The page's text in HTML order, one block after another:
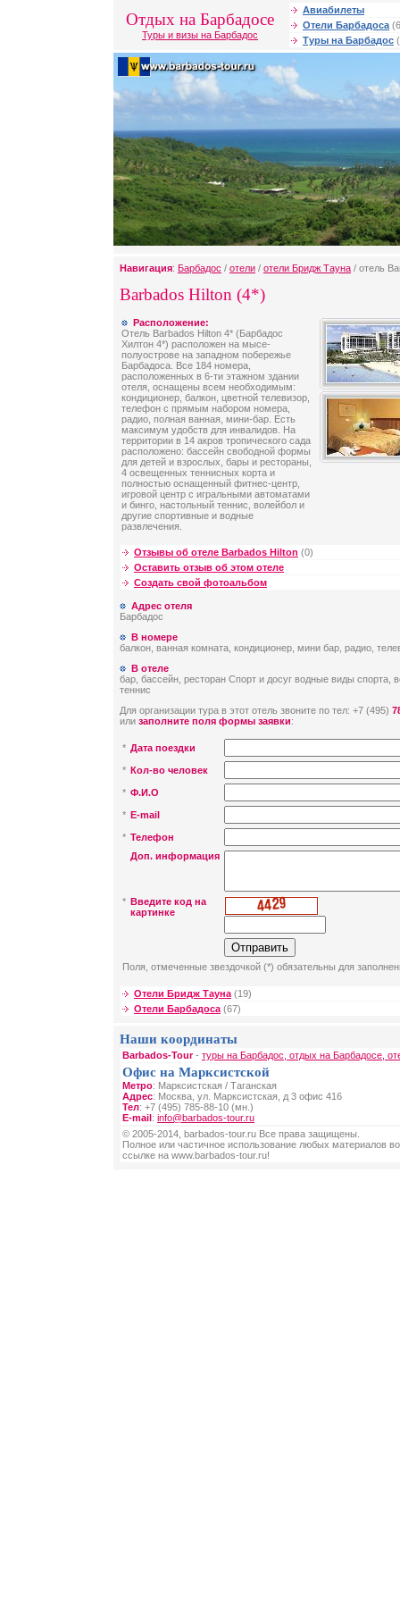
Отдых на Барбадосе
Туры и визы на Барбадос
Авиабилеты
Отели Барбадоса
Туры на Барбадос
Навигация: Барбадос / отели / отели Бридж Тауна / отель
Barbados Hilton (4*)
Расположение:
Отель Barbados Hilton 4* (Барбадос
Хилтон 4*) расположен на мысе-
полуострове на западном побережье
Барбадоса. Все 184 номера,
расположенных в 6-ти этажном здании
отеля, оснащены всем необходимым:
кондиционер, балкон, цветной телевизор,
телефон с прямым набором номера,
радио, полная ванная, мини-бар. Есть
максимум удобств для инвалидов. На
территории в 14 акров тропического сада
расположено: бассейн свободной формы
для детей и взрослых, бары и рестораны,
4 освещенных теннисных корта и
полностью оснащенный фитнес-центр,
игровой центр с игральными автоматами
и бинго, настольный теннис, волейбол и
другие спортивные и водные
развлечения.
Отзывы об отеле Barbados Hilton (0)
Оставить отзыв об этом отеле
Создать свой фотоальбом
Адрес отеля
Барбадос
В номере
балкон, ванная комната, кондиционер, мини бар, радио,
В отеле
бар, бассейн, ресторан Спорт и досуг водные виды спорта,
теннис
Для организации тура в этот отель звоните по тел: +7 (495)
или заполните поля формы заявки:
* Дата поездки
* Кол-во человек
* Ф.И.О
* E-mail
* Телефон
Доп. информация
* Введите код на
картинке
Поля, отмеченные звездочкой (*) обязательны для
Отели Бридж Тауна(19)
Отели Барбадоса(67)
Наши координаты
Barbados-Tour- туры на Барбадос, отдых на Барбадосе,
Офис на Марксистской
Метро: Марксистская / Таганская
Адрес: Москва, ул. Марксистская, д 3 офис 416
Тел: +7 (495) 785-88-10 (мн.)
E-mail: info@barbados-tour.ru
© 2005-2014, barbados-tour.ru Все права защищены.
Полное или частичное использование любых материалов
ссылке на www.barbados-tour.ru!